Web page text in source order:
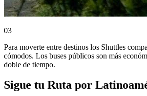
03
Para moverte entre destinos los Shuttles
cómodos. Los buses públicos son más
doble de tiempo.
Sigue tu Ruta por